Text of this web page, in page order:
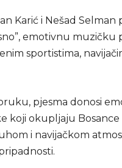
Karić i Nešad Selman
emotivnu muzičku
sportistima,
pjesma donosi
koji okupljaju Bosance
i navijačkom